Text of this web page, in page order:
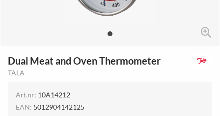
Dual Meat and Oven Thermometer
TALA
Art.nr: 10A14212
EAN: 5012904142125